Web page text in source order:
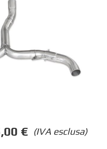
(IVA esclusa)
€